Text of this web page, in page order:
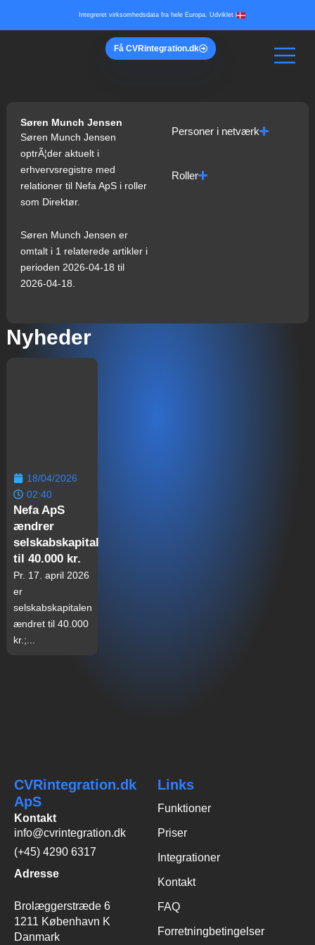
Integreret virksomhedsdata fra hele Europa. Udviklet i
Få CVRintegration.dk
Søren Munch Jensen
Søren Munch Jensen
optrÃ¦der aktuelt i
erhvervsregistre med
relationer til Nefa ApS i roller
som Direktør.
Søren Munch Jensen er
omtalt i 1 relaterede artikler i
perioden 2026-04-18 til
2026-04-18.
Personer i netværk
Roller
Nyheder
18/04/2026
02:40
Nefa ApS
ændrer
selskabskapital
til 40.000 kr.
Pr. 17. april 2026
er
selskabskapitalen
ændret til 40.000
kr.;...
CVRintegration.dk
ApS
Kontakt
info@cvrintegration.dk
(+45) 4290 6317
Adresse
Brolæggerstræde 6
1211 København K
Danmark
Links
Funktioner
Priser
Integrationer
Kontakt
FAQ
Forretningbetingelser